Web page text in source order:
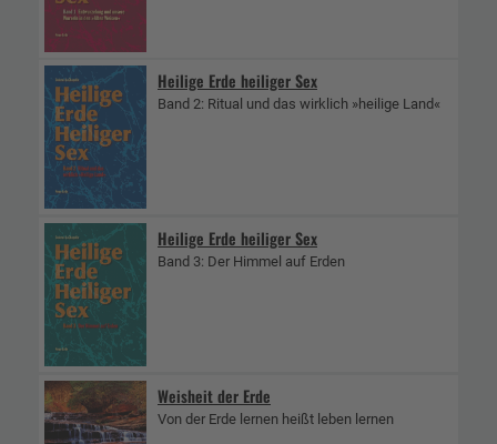
Heilige Erde heiliger Sex
Band 2: Ritual und das wirklich »heilige Land«
Heilige Erde heiliger Sex
Band 3: Der Himmel auf Erden
Weisheit der Erde
Von der Erde lernen heißt leben lernen